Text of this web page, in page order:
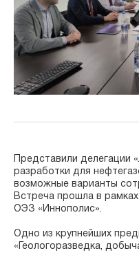
Представили делегации
разработки для
возможные варианты
Встреча прошла в
ОЭЗ «Иннополис».
Одно из крупнейших
«Геологоразведка,